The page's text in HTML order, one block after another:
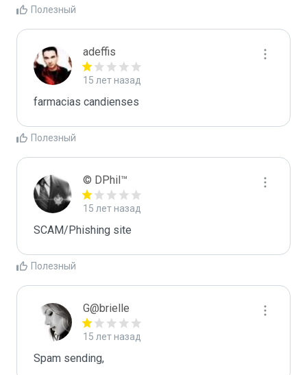
Полезный
adeffis
15 лет назад
farmacias candienses
Полезный
© DPhil™
15 лет назад
SCAM/Phishing site
Полезный
G@brielle
15 лет назад
Spam sending,